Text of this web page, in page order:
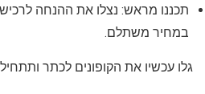
תכננו מראש: נצלו את ההנחה
במחיר משתלם.
גלו עכשיו את הקופונים לכתר